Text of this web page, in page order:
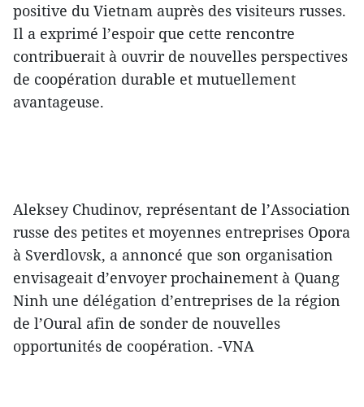
positive du Vietnam auprès des visiteurs russes.
Il a exprimé l’espoir que cette rencontre
contribuerait à ouvrir de nouvelles perspectives
de coopération durable et mutuellement
avantageuse.
Aleksey Chudinov, représentant de l’Association
russe des petites et moyennes entreprises Opora
à Sverdlovsk, a annoncé que son organisation
envisageait d’envoyer prochainement à Quang
Ninh une délégation d’entreprises de la région
de l’Oural afin de sonder de nouvelles
opportunités de coopération. -VNA